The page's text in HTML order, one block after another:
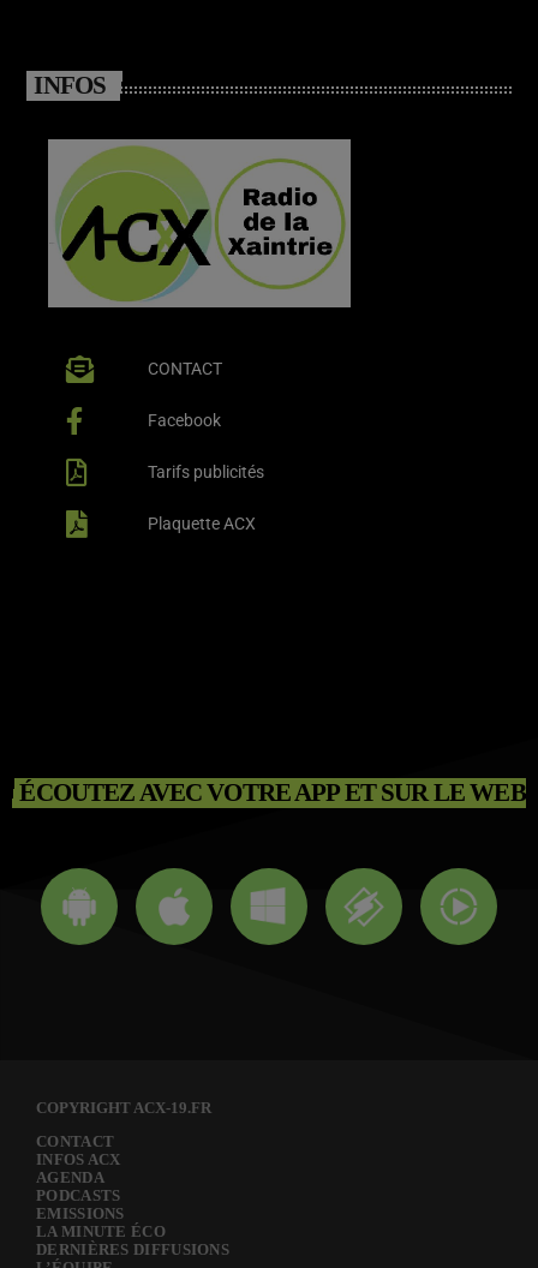
INFOS
CONTACT
Facebook
Tarifs publicités
Plaquette ACX
ÉCOUTEZ AVEC VOTRE APP ET SUR LE WEB
COPYRIGHT ACX-19.FR
CONTACT
INFOS ACX
AGENDA
PODCASTS
EMISSIONS
LA MINUTE ÉCO
DERNIÈRES DIFFUSIONS